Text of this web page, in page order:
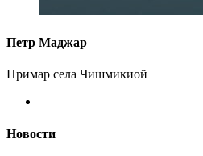
Петр Маджар
Примар села Чишмикиой
Новости